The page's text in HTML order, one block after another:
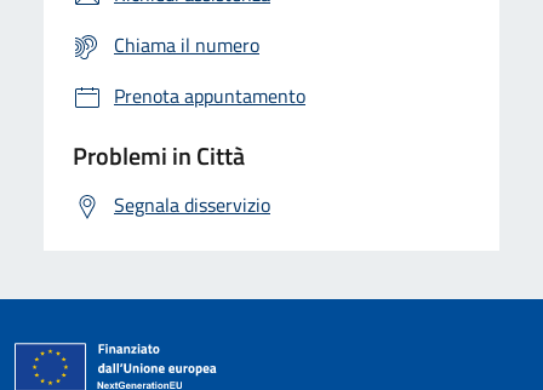
Chiama il numero
Prenota appuntamento
Problemi in Città
Segnala disservizio